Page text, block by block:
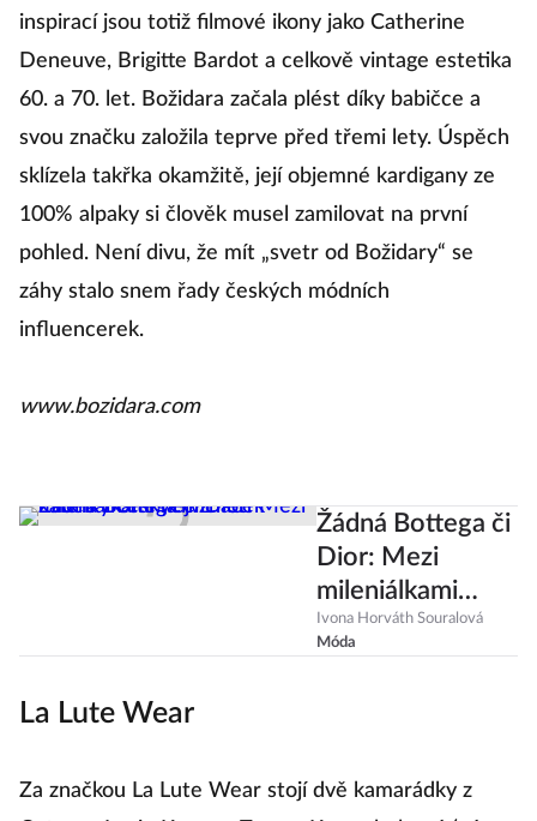
inspirací jsou totiž filmové ikony jako Catherine
Deneuve, Brigitte Bardot a celkově vintage estetika
60. a 70. let. Božidara začala plést díky babičce a
svou značku založila teprve před třemi lety. Úspěch
sklízela takřka okamžitě, její objemné kardigany ze
100% alpaky si člověk musel zamilovat na první
pohled. Není divu, že mít „svetr od Božidary“ se
záhy stalo snem řady českých módních
influencerek.
www.bozidara.com
Žádná Bottega či
Dior: Mezi
mileniálkami
nejvíc letí
kabelky českých
Ivona Horváth Souralová
Móda
La Lute Wear
Za značkou La Lute Wear stojí dvě kamarádky z